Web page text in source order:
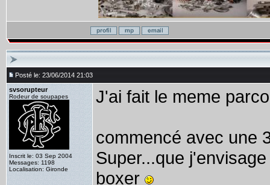
Posté le: 23/06/2014 21:03
svsorupteur
Rodeur de soupapes
Inscrit le: 03 Sep 2004
Messages: 1198
Localisation: Gironde
J'ai fait le meme
commencé avec une
Super...que
boxer